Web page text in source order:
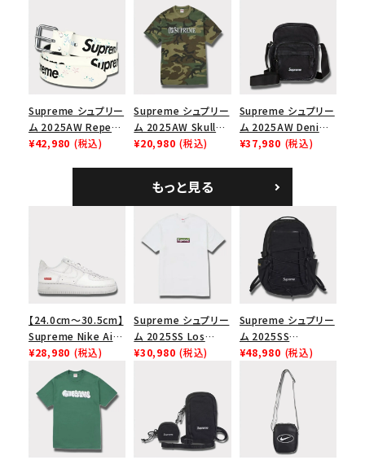
ュバック 5パネルキャ
ップ トゥルーティン
バーHTC フォールカ
ックパック ブラック
Supreme シュプリー
ム 2025AW Repeat
Leather Belt リピー
¥42,980 (税込)
Supreme シュプリー
ム 2025AW Skull
Tee スカル Tシャ
¥20,980 (税込)
Supreme シュプリー
ム 2025AW Denim
Shoulder Bag デニ
¥37,980 (税込)
もっと見る
【24.0cm～30.5cm】
Supreme Nike Air
Force 1 Low シュプ
リーム ナイキエアフォ
ース１スニーカー シ
ューズ ホワイト
¥28,980 (税込)
Supreme シュプリー
ム 2025SS Los
Angeles Fire Relief
スロゴTシャツ ホワ
¥30,980 (税込)
Supreme シュプリー
ム 2025SS
Backpack バックパッ
ク ブラック 黒
¥48,980 (税込)